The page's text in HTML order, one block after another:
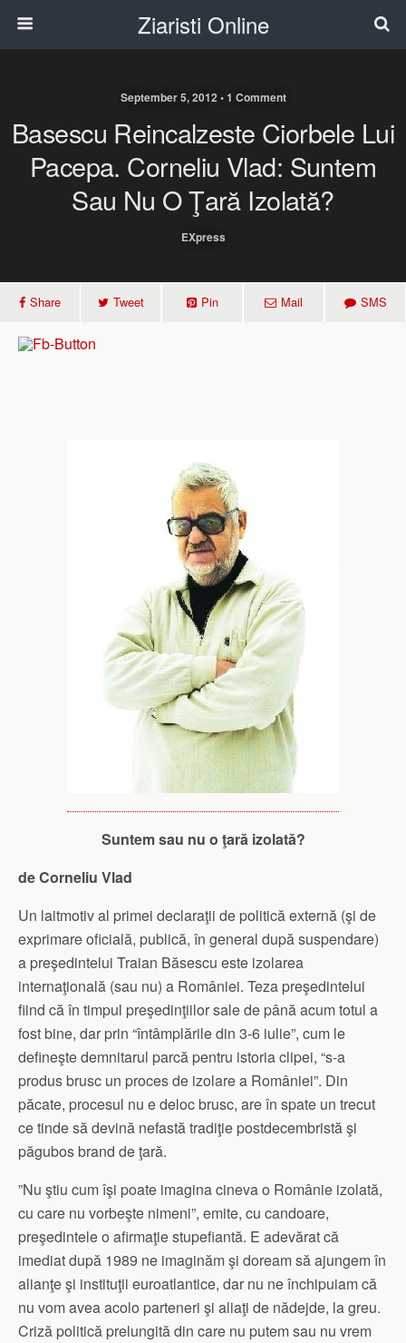
Ziaristi Online
September 5, 2012 • 1 Comment
Basescu Reincalzeste Ciorbele Lui
Pacepa. Corneliu Vlad: Suntem
Sau Nu O Ţară Izolată?
EXpress
Share Tweet Pin Mail SMS
Suntem sau nu o ţară izolată?
de Corneliu Vlad
Un laitmotiv al primei declaraţii de politică externă (şi de
exprimare oficială, publică, în general după suspendare)
a preşedintelui Traian Băsescu este izolarea
internaţională (sau nu) a României. Teza preşedintelui
fiind că în timpul preşedinţiilor sale de până acum totul a
fost bine, dar prin “întâmplările din 3-6 iulie”, cum le
defineşte demnitarul parcă pentru istoria clipei, “s-a
produs brusc un proces de izolare a României”. Din
păcate, procesul nu e deloc brusc, are în spate un trecut
ce tinde să devină nefastă tradiţie postdecembristă şi
păgubos brand de ţară.
”Nu ştiu cum îşi poate imagina cineva o Românie izolată,
cu care nu vorbeşte nimeni”, emite, cu candoare,
preşedintele o afirmaţie stupefiantă. E adevărat că
imediat după 1989 ne imaginăm şi doream să ajungem în
alianţe şi instituţii euroatlantice, dar nu ne închipuiam că
nu vom avea acolo parteneri şi aliaţi de nădejde, la greu.
Criză politică prelungită din care nu putem sau nu vrem